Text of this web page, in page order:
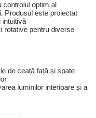
controlul optim al
Produsul este proiectat
intuitivă
rotative pentru diverse
de ceață față și spate
luminilor interioare și a